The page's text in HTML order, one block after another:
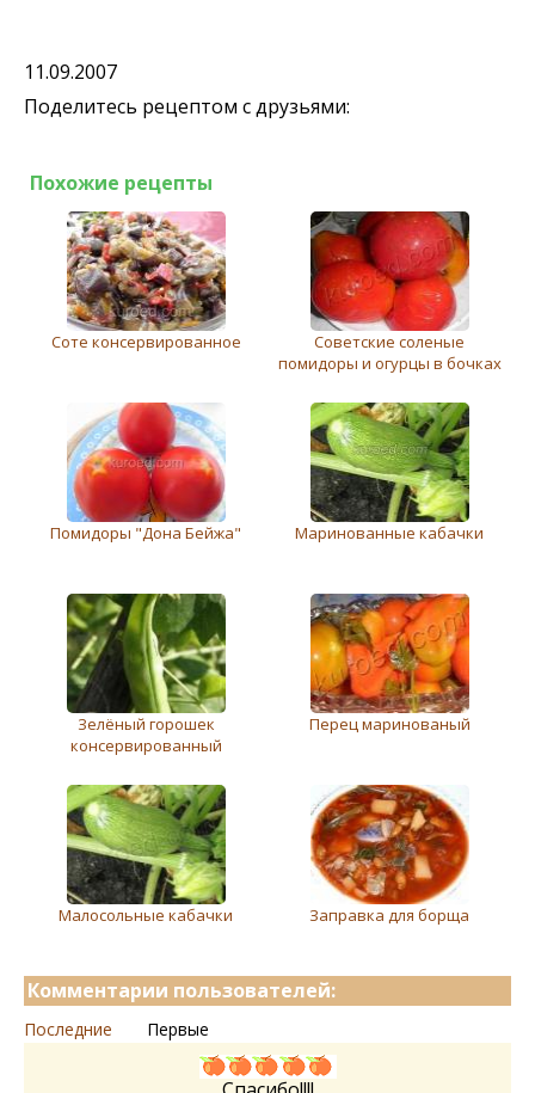
11.09.2007
Поделитесь рецептом с друзьями:
Похожие рецепты
Соте консервированное
Советские соленые
помидоры и огурцы в бочках
Помидоры "Дона Бейжа" Маринованные кабачки
Зелёный горошек
консервированный
Перец маринованый
Малосольные кабачки Заправка для борща
Комментарии пользователей:
Последние Первые